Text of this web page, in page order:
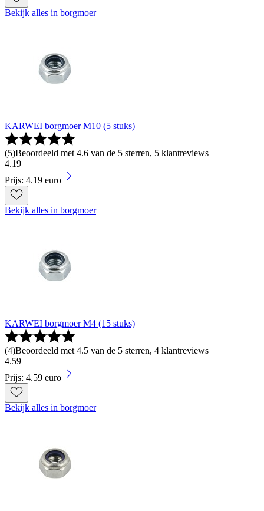
Bekijk alles in borgmoer
KARWEI borgmoer M10 (5 stuks)
(5)Beoordeeld met 4.6 van de 5 sterren, 5 klantreviews
4.19
Prijs: 4.19 euro
Bekijk alles in borgmoer
KARWEI borgmoer M4 (15 stuks)
(4)Beoordeeld met 4.5 van de 5 sterren, 4 klantreviews
4.59
Prijs: 4.59 euro
Bekijk alles in borgmoer